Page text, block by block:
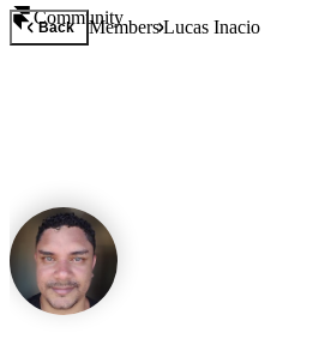
Community
Back MembersLucas Inacio